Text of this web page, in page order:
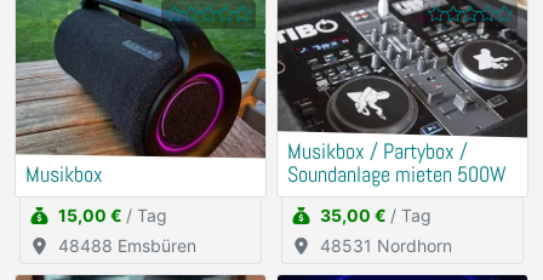
Musikbox
15,00 € / Tag
48488 Emsbüren
Musikbox / Partybox /
Soundanlage mieten 500W
35,00 € / Tag
48531 Nordhorn